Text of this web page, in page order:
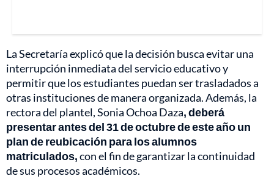
La Secretaría explicó que la decisión busca evitar una
interrupción inmediata del servicio educativo y
permitir que los estudiantes puedan ser trasladados a
otras instituciones de manera organizada. Además, la
rectora del plantel, Sonia Ochoa Daza, deberá
presentar antes del 31 de octubre de este año un
plan de reubicación para los alumnos
matriculados,con el fin de garantizar la continuidad
de sus procesos académicos.